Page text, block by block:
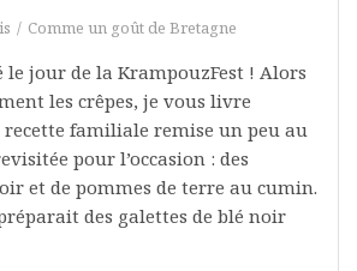
Comme un goût de Bretagne
le jour de la KrampouzFest ! Alors
les crêpes, je vous livre
familiale remise un peu au
pour l’occasion : des
et de pommes de terre au cumin.
des galettes de blé noir